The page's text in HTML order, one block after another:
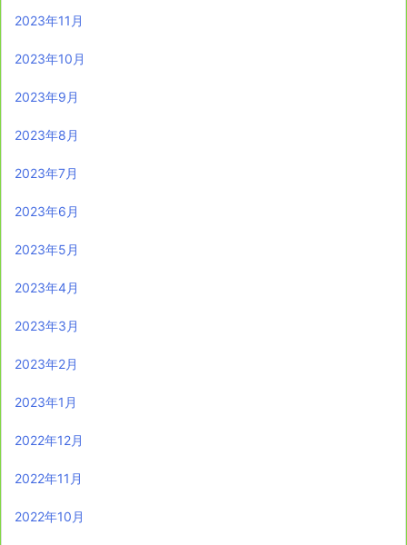
2023年11月
2023年10月
2023年9月
2023年8月
2023年7月
2023年6月
2023年5月
2023年4月
2023年3月
2023年2月
2023年1月
2022年12月
2022年11月
2022年10月